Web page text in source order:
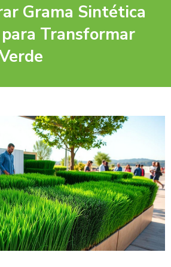
Grama Sintética
Transformar